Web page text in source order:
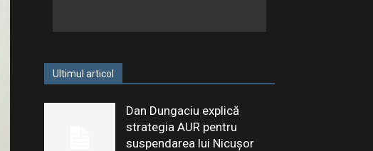
Ultimul articol
Dan Dungaciu explică
strategia AUR pentru
suspendarea lui Nicușor